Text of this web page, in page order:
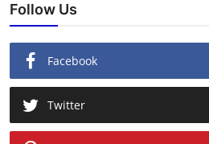
Follow Us
Facebook
Twitter